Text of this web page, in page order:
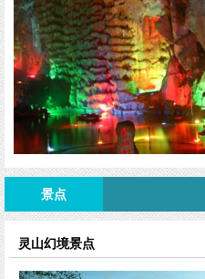
盲
语
音
引
导
模
式
本
区
域
含
有
6
个
块,
按
下
Tab
键
浏
览
信
息
景点
灵山幻境景点